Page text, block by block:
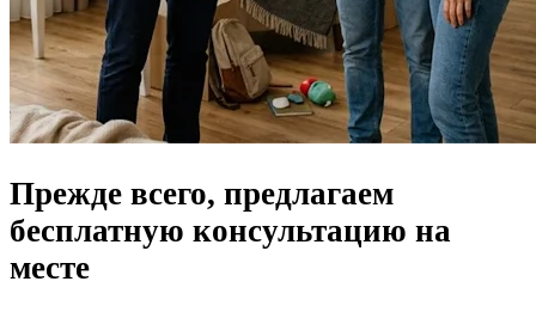
Прежде всего, предлагаем
бесплатную консультацию на
месте